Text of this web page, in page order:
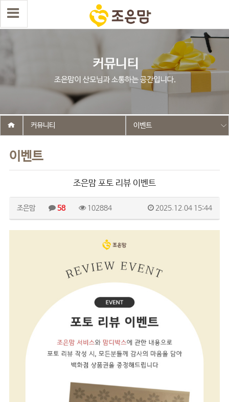
이벤트
커뮤니티 이벤트
조은맘 포토 리뷰 이벤트
조은맘 58 102884 2025.12.04 15:44